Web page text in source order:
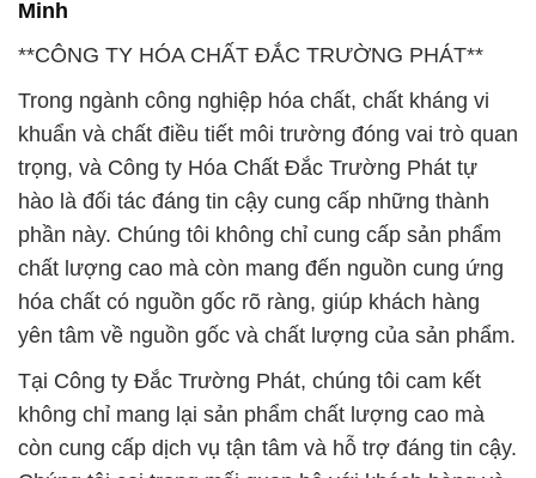
trọng, và Công ty Hóa Chất Đắc Trường Phát tự
hào là đối tác đáng tin cậy cung cấp những thành
phần này. Chúng tôi không chỉ cung cấp sản phẩm
chất lượng cao mà còn mang đến nguồn cung ứng
hóa chất có nguồn gốc rõ ràng, giúp khách hàng
yên tâm về nguồn gốc và chất lượng của sản phẩm.
Tại Công ty Đắc Trường Phát, chúng tôi cam kết
không chỉ mang lại sản phẩm chất lượng cao mà
còn cung cấp dịch vụ tận tâm và hỗ trợ đáng tin cậy.
Chúng tôi coi trọng mối quan hệ với khách hàng và
luôn lắng nghe để đáp ứng mọi nhu cầu cụ thể.
**Chất Lượng Sản Phẩm Đầu Vào Hàng Đầu**
Chúng tôi tự hào không chỉ cung cấp các sản phẩm